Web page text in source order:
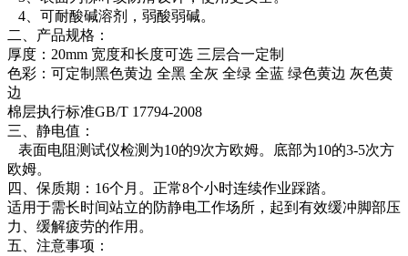
4、可耐酸碱溶剂，弱酸弱碱。
二、产品规格：
厚度：20mm 宽度和长度可选 三层合一定制
色彩：可定制黑色黄边 全黑 全灰 全绿 全蓝 绿色黄边 灰色黄
边
棉层执行标准GB/T 17794-2008
三、静电值：
表面电阻测试仪检测为10的9次方欧姆。底部为10的3-5次方
欧姆。
四、保质期：16个月。正常8个小时连续作业踩踏。
适用于需长时间站立的防静电工作场所，起到有效缓冲脚部压
力、缓解疲劳的作用。
五、注意事项：